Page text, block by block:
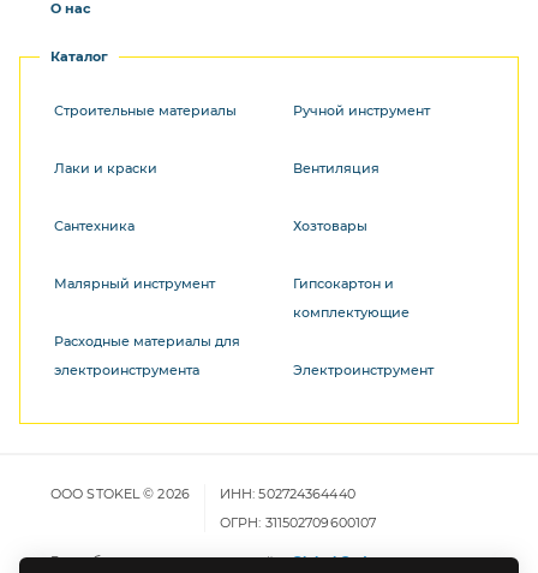
О нас
Каталог
Строительные материалы
Лаки и краски
Сантехника
Малярный инструмент
Расходные материалы для
электроинструмента
Ручной инструмент
Вентиляция
Хозтовары
Гипсокартон и
комплектующие
Электроинструмент
ООО STOKEL © 2026
ИНН: 502724364440
ОГРН: 311502709600107
Разработка и продвижение сайтаGlobal Code